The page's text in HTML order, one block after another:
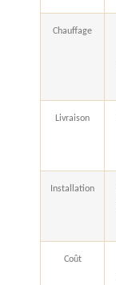
Chauffage
Livraison
Installation
Coût